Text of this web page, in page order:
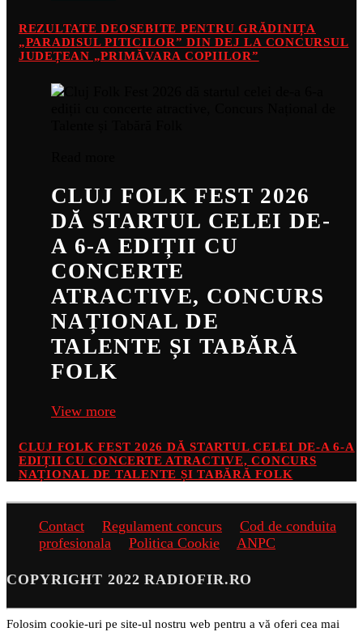
REZULTATE DEOSEBITE PENTRU GRĂDINIȚA
„PARADISUL PITICILOR” DIN DEJ LA CONCURSUL
JUDEȚEAN „PRIMĂVARA COPIILOR”
CLUJ FOLK FEST 2026
DĂ STARTUL CELEI DE-
A 6-A EDIȚII CU
CONCERTE
ATRACTIVE, CONCURS
NAȚIONAL DE
TALENTE ȘI TABĂRĂ
FOLK
View more
CLUJ FOLK FEST 2026 DĂ STARTUL CELEI DE-A 6-A
EDIȚII CU CONCERTE ATRACTIVE, CONCURS
NAȚIONAL DE TALENTE ȘI TABĂRĂ FOLK
Contact Regulament concurs
Cod de conduita
profesionala
Politica Cookie ANPC
COPYRIGHT 2022 RADIOFIR.RO
Folosim cookie-uri pe site-ul nostru web pentru a vă oferi cea mai